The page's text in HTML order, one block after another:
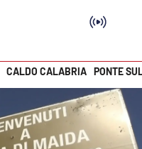
CALDO CALABRIA PONTE